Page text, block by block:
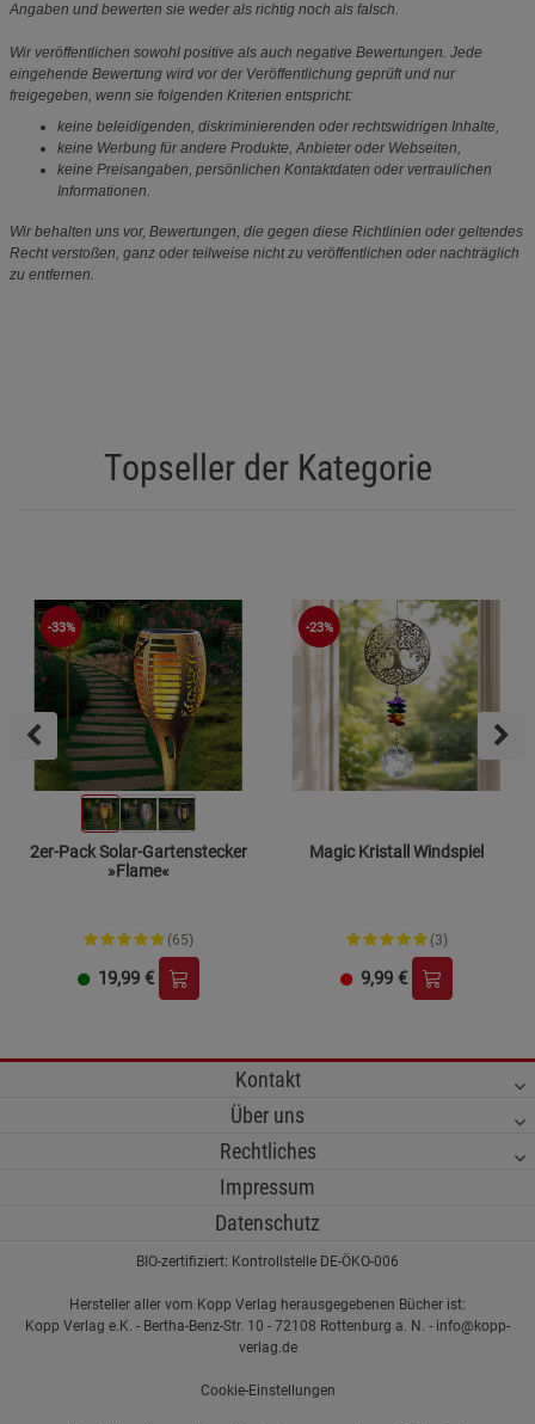
Angaben und bewerten sie weder als richtig noch als falsch.
Wir veröffentlichen sowohl positive als auch negative Bewertungen. Jede
eingehende Bewertung wird vor der Veröffentlichung geprüft und nur
freigegeben, wenn sie folgenden Kriterien entspricht:
keine beleidigenden, diskriminierenden oder rechtswidrigen Inhalte,
keine Werbung für andere Produkte, Anbieter oder Webseiten,
keine Preisangaben, persönlichen Kontaktdaten oder vertraulichen
Informationen.
Wir behalten uns vor, Bewertungen, die gegen diese Richtlinien oder geltendes
Recht verstoßen, ganz oder teilweise nicht zu veröffentlichen oder nachträglich
zu entfernen.
Topseller der Kategorie
-33%
2er-Pack Solar-Gartenstecker
»Flame«
(65)
19,99 €
-23%
Magic Kristall Windspiel
(3)
9,99 €
Kontakt
Über uns
Rechtliches
Impressum
Datenschutz
BIO-zertifiziert: Kontrollstelle DE-ÖKO-006
Hersteller aller vom Kopp Verlag herausgegebenen Bücher ist:
Kopp Verlag e.K. - Bertha-Benz-Str. 10 - 72108 Rottenburg a. N. - info@kopp-
verlag.de
Cookie-Einstellungen